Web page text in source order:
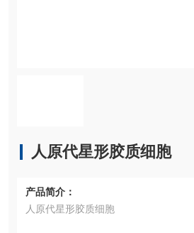
人原代星形胶质细胞
产品简介：
人原代星形胶质细胞